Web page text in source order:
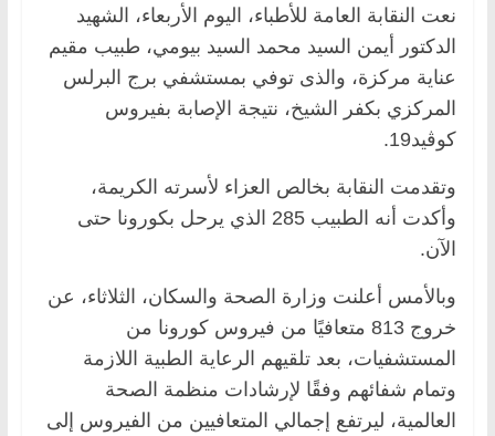
نعت النقابة العامة للأطباء، اليوم الأربعاء، الشهيد
الدكتور أيمن السيد محمد السيد بيومي، طبيب مقيم
عناية مركزة، والذى توفي بمستشفي برج البرلس
المركزي بكفر الشيخ، نتيجة الإصابة بفيروس
كوڤيد19.
وتقدمت النقابة بخالص العزاء لأسرته الكريمة،
وأكدت أنه الطبيب 285 الذي يرحل بكورونا حتى
الآن.
وبالأمس أعلنت وزارة الصحة والسكان، الثلاثاء، عن
خروج 813 متعافيًا من فيروس كورونا من
المستشفيات، بعد تلقيهم الرعاية الطبية اللازمة
وتمام شفائهم وفقًا لإرشادات منظمة الصحة
العالمية، ليرتفع إجمالي المتعافيين من الفيروس إلى